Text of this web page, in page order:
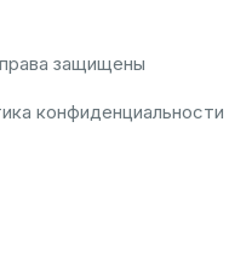
защищены
конфиденциальности